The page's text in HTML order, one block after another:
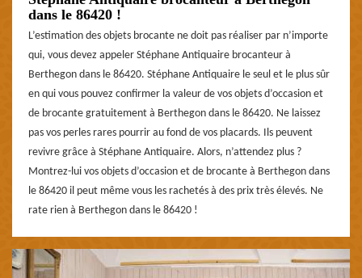
dans le 86420 !
L’estimation des objets brocante ne doit pas réaliser par n’importe
qui, vous devez appeler Stéphane Antiquaire brocanteur à
Berthegon dans le 86420. Stéphane Antiquaire le seul et le plus sûr
en qui vous pouvez confirmer la valeur de vos objets d’occasion et
de brocante gratuitement à Berthegon dans le 86420. Ne laissez
pas vos perles rares pourrir au fond de vos placards. Ils peuvent
revivre grâce à Stéphane Antiquaire. Alors, n’attendez plus ?
Montrez-lui vos objets d’occasion et de brocante à Berthegon dans
le 86420 il peut même vous les rachetés à des prix très élevés. Ne
rate rien à Berthegon dans le 86420 !